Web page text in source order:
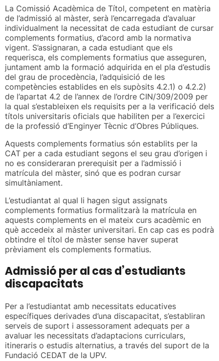
La Comissió Acadèmica de Títol, competent en matèria
de l’admissió al màster, serà l’encarregada d’avaluar
individualment la necessitat de cada estudiant de cursar
complements formatius, d’acord amb la normativa
vigent. S’assignaran, a cada estudiant que els
requerisca, els complements formatius que asseguren,
juntament amb la formació adquirida en el pla d’estudis
del grau de procedència, l’adquisició de les
competències establides en els supòsits 4.2.1) o 4.2.2)
de l’apartat 4.2 de l’annex de l’ordre CIN/309/2009 per
la qual s’estableixen els requisits per a la verificació dels
títols universitaris oficials que habiliten per a l’exercici
de la professió d’Enginyer Tècnic d’Obres Públiques.
Aquests complements formatius són establits per la
CAT per a cada estudiant segons el seu grau d’origen i
no es consideraran prerequisit per a l’admissió i
matrícula del màster, sinó que es podran cursar
simultàniament.
L’estudiantat al qual li hagen sigut assignats
complements formatius formalitzarà la matrícula en
aquests complements en el mateix curs acadèmic en
què accedeix al màster universitari. En cap cas es podrà
obtindre el títol de màster sense haver superat
prèviament els complements formatius.
Admissió per al cas d’estudiants
discapacitats
Per a l’estudiantat amb necessitats educatives
específiques derivades d’una discapacitat, s’establiran
serveis de suport i assessorament adequats per a
avaluar les necessitats d’adaptacions curriculars,
itineraris o estudis alternatius, a través del suport de la
Fundació CEDAT de la UPV.